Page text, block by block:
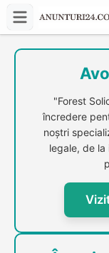
"Forest
încredere
noștri
legale, de